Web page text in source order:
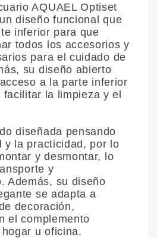
AQUAEL Optiset
diseño funcional que
inferior para que
todos los accesorios y
para el cuidado de
su diseño abierto
a la parte inferior
facilitar la limpieza y el
diseñada pensando
y la practicidad, por lo
y desmontar, lo
y
Además, su diseño
se adapta a
decoración,
el complemento
u oficina.